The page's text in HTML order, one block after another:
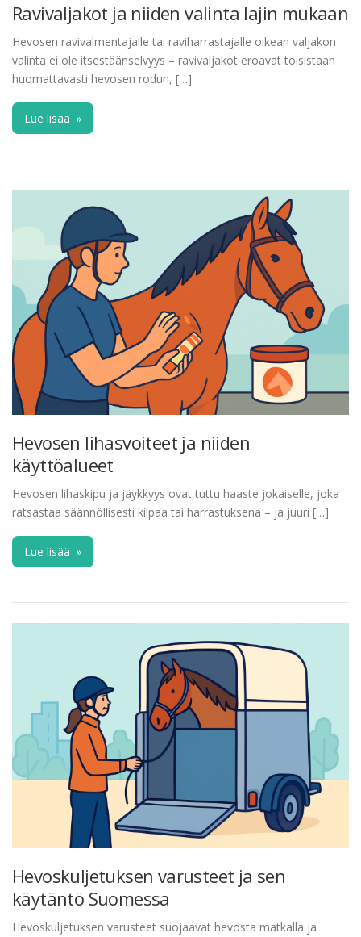
Ravivaljakot ja niiden valinta lajin mukaan
Hevosen ravivalmentajalle tai raviharrastajalle oikean valjakon
valinta ei ole itsestäänselvyys – ravivaljakot eroavat toisistaan
huomattavasti hevosen rodun, […]
Lue lisää »
Hevosen lihasvoiteet ja niiden
käyttöalueet
Hevosen lihaskipu ja jäykkyys ovat tuttu haaste jokaiselle, joka
ratsastaa säännöllisesti kilpaa tai harrastuksena – ja juuri […]
Lue lisää »
Hevoskuljetuksen varusteet ja sen
käytäntö Suomessa
Hevoskuljetuksen varusteet suojaavat hevosta matkalla ja